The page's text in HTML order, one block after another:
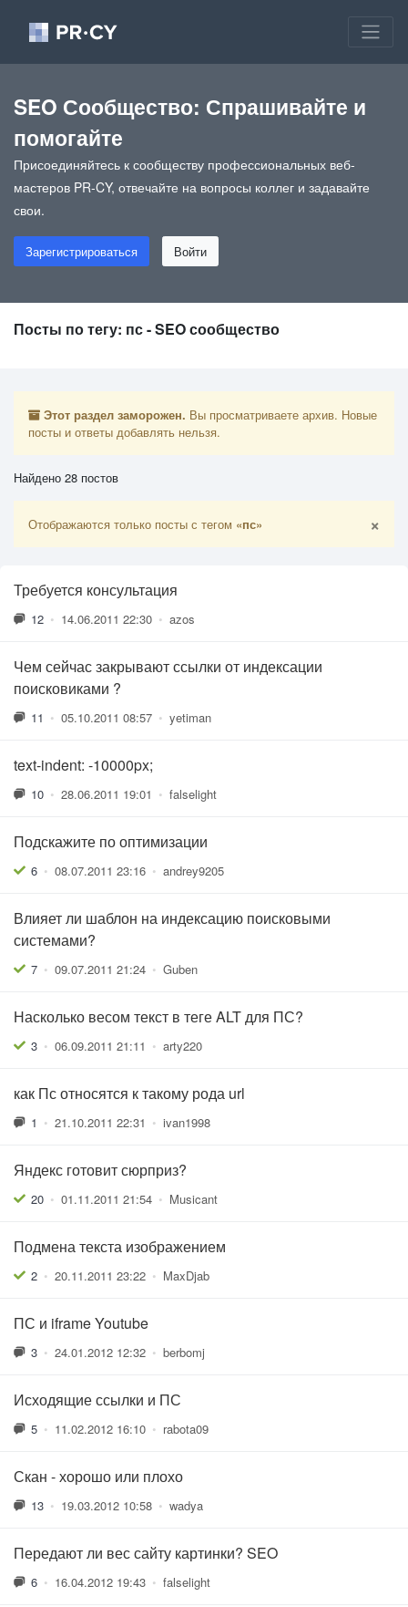
SEO Сообщество: Спрашивайте и
помогайте
Присоединяйтесь к сообществу профессиональных веб-
мастеров PR-CY, отвечайте на вопросы коллег и задавайте
свои.
Зарегистрироваться Войти
Посты по тегу: пс - SEO сообщество
Этот раздел заморожен. Вы просматриваете архив. Новые
посты и ответы добавлять нельзя.
Найдено 28 постов
Отображаются только посты с тегом «пс» ×
Требуется консультация
12 • 14.06.2011 22:30 • azos
Чем сейчас закрывают ссылки от индексации
поисковиками ?
11 • 05.10.2011 08:57 • yetiman
text-indent: -10000px;
10 • 28.06.2011 19:01 • falselight
Подскажите по оптимизации
6 • 08.07.2011 23:16 • andrey9205
Влияет ли шаблон на индексацию поисковыми
системами?
7 • 09.07.2011 21:24 • Guben
Насколько весом текст в теге ALT для ПС?
3 • 06.09.2011 21:11 • arty220
как Пс относятся к такому рода url
1 • 21.10.2011 22:31 • ivan1998
Яндекс готовит сюрприз?
20 • 01.11.2011 21:54 • Musicant
Подмена текста изображением
2 • 20.11.2011 23:22 • MaxDjab
ПС и iframe Youtube
3 • 24.01.2012 12:32 • berbomj
Исходящие ссылки и ПС
5 • 11.02.2012 16:10 • rabota09
Скан - хорошо или плохо
13 • 19.03.2012 10:58 • wadya
Передают ли вес сайту картинки? SEO
6 • 16.04.2012 19:43 • falselight